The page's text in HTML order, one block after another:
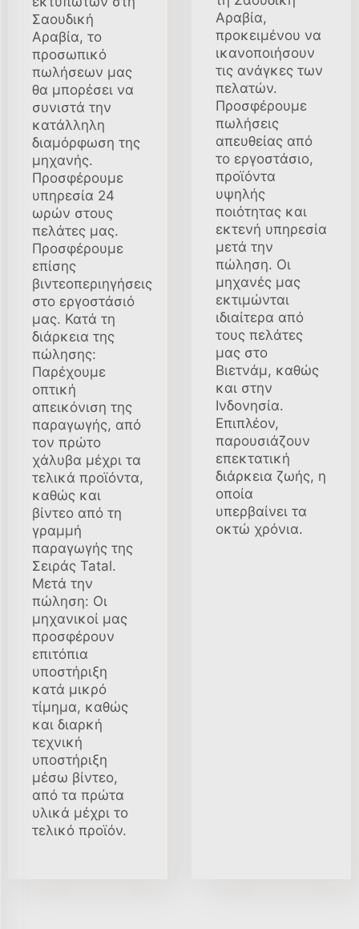
Σαουδική
Αραβία, το
προσωπικό
πωλήσεων μας
θα μπορέσει να
συνιστά την
κατάλληλη
διαμόρφωση της
μηχανής.
Προσφέρουμε
υπηρεσία 24
ωρών στους
πελάτες μας.
Προσφέρουμε
επίσης
βιντεοπεριηγήσεις
στο εργοστάσιό
μας. Κατά τη
διάρκεια της
πώλησης:
Παρέχουμε
οπτική
απεικόνιση της
παραγωγής, από
τον πρώτο
χάλυβα μέχρι τα
τελικά προϊόντα,
καθώς και
βίντεο από τη
γραμμή
παραγωγής της
Σειράς Tatal.
Μετά την
πώληση: Οι
μηχανικοί μας
προσφέρουν
επιτόπια
υποστήριξη
κατά μικρό
τίμημα, καθώς
και διαρκή
τεχνική
υποστήριξη
μέσω βίντεο,
από τα πρώτα
υλικά μέχρι το
τελικό προϊόν.
Αραβία,
προκειμένου να
ικανοποιήσουν
τις ανάγκες των
πελατών.
Προσφέρουμε
πωλήσεις
απευθείας από
το εργοστάσιο,
προϊόντα
υψηλής
ποιότητας και
εκτενή υπηρεσία
μετά την
πώληση. Οι
μηχανές μας
εκτιμώνται
ιδιαίτερα από
τους πελάτες
μας στο
Βιετνάμ, καθώς
και στην
Ινδονησία.
Επιπλέον,
παρουσιάζουν
επεκτατική
διάρκεια ζωής, η
οποία
υπερβαίνει τα
οκτώ χρόνια.